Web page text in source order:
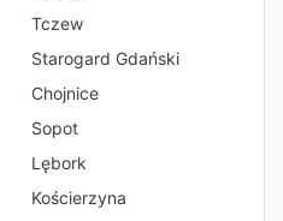
Tczew
Starogard Gdański
Chojnice
Sopot
Lębork
Kościerzyna